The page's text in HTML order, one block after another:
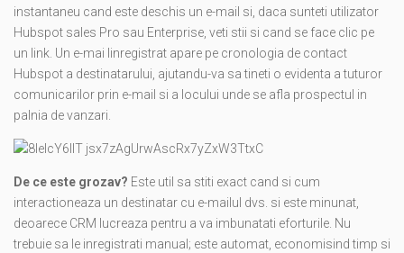
instantaneu cand este deschis un e-mail si, daca sunteti utilizator
Hubspot sales Pro sau Enterprise, veti stii si cand se face clic pe
un link. Un e-mai linregistrat apare pe cronologia de contact
Hubspot a destinatarului, ajutandu-va sa tineti o evidenta a tuturor
comunicarilor prin e-mail si a locului unde se afla prospectul in
palnia de vanzari.
De ce este grozav? Este util sa stiti exact cand si cum
interactioneaza un destinatar cu e-mailul dvs. si este minunat,
deoarece CRM lucreaza pentru a va imbunatati eforturile. Nu
trebuie sa le inregistrati manual; este automat, economisind timp si